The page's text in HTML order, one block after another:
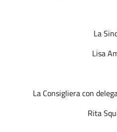
La
Lisa
La Consigliera con
Rita